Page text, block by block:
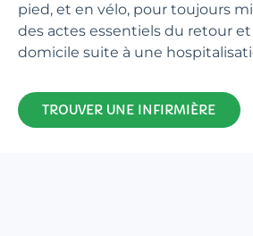
pied, et en vélo, pour toujours
des actes essentiels du retour
domicile suite à une
TROUVER UNE INFIRMIÈRE